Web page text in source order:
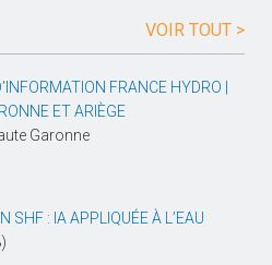
VOIR TOUT >
FRANCE HYDRO |
ET ARIÈGE
Garonne
SHF : IA APPLIQUÉE À L’EAU